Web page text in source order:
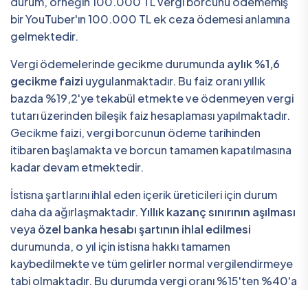
bir YouTuber'ın 100.000 TL ek ceza ödemesi anlamına
gelmektedir.
Vergi ödemelerinde gecikme durumunda aylık %1,6
gecikme faizi uygulanmaktadır. Bu faiz oranı yıllık
bazda %19,2'ye tekabül etmekte ve ödenmeyen vergi
tutarı üzerinden bileşik faiz hesaplaması yapılmaktadır.
Gecikme faizi, vergi borcunun ödeme tarihinden
itibaren başlamakta ve borcun tamamen kapatılmasına
kadar devam etmektedir.
İstisna şartlarını ihlal eden içerik üreticileri için durum
daha da ağırlaşmaktadır.Yıllık kazanç sınırının aşılması
veya özel banka hesabı şartının ihlal edilmesi
durumunda, o yıl için istisna hakkı tamamen
kaybedilmekte ve tüm gelirler normal vergilendirmeye
tabi olmaktadır. Bu durumda vergi oranı %15'ten %40'a